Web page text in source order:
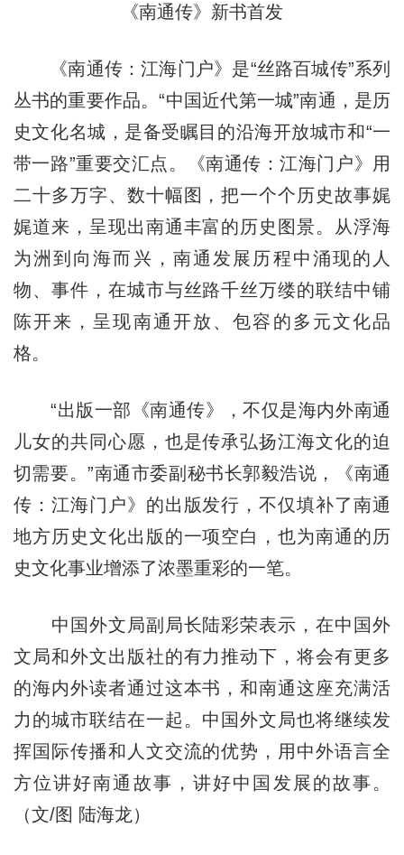
《南通传》新书首发
《南通传：江海门户》是“丝路百城传”系列
丛书的重要作品。“中国近代第一城”南通，是历
史文化名城，是备受瞩目的沿海开放城市和“一
带一路”重要交汇点。《南通传：江海门户》用
二十多万字、数十幅图，把一个个历史故事娓
娓道来，呈现出南通丰富的历史图景。从浮海
为洲到向海而兴，南通发展历程中涌现的人
物、事件，在城市与丝路千丝万缕的联结中铺
陈开来，呈现南通开放、包容的多元文化品
格。
“出版一部《南通传》，不仅是海内外南通
儿女的共同心愿，也是传承弘扬江海文化的迫
切需要。”南通市委副秘书长郭毅浩说，《南通
传：江海门户》的出版发行，不仅填补了南通
地方历史文化出版的一项空白，也为南通的历
史文化事业增添了浓墨重彩的一笔。
中国外文局副局长陆彩荣表示，在中国外
文局和外文出版社的有力推动下，将会有更多
的海内外读者通过这本书，和南通这座充满活
力的城市联结在一起。中国外文局也将继续发
挥国际传播和人文交流的优势，用中外语言全
方位讲好南通故事，讲好中国发展的故事。
（文/图 陆海龙）